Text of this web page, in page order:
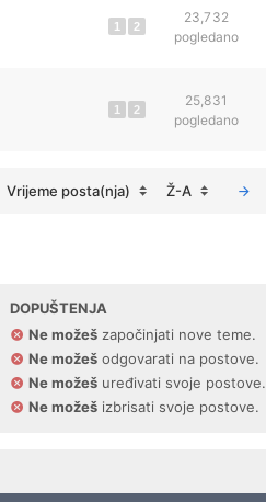
1 2
23,732
pogledano
1 2
25,831
pogledano
Vrijeme posta(nja) Ž-A
DOPUŠTENJA
Ne možešzapočinjati nove teme.
Ne možešodgovarati na postove.
Ne možešuređivati svoje postove.
Ne možešizbrisati svoje postove.